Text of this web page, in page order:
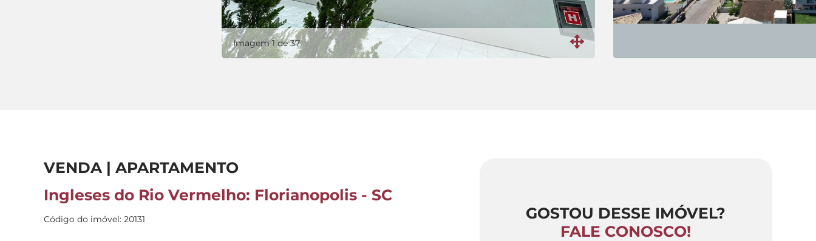
Imagem 1 de 37
VENDA | APARTAMENTO
Ingleses do Rio Vermelho: Florianopolis - SC
Código do imóvel: 20131
GOSTOU DESSE IMÓVEL?
FALE CONOSCO!